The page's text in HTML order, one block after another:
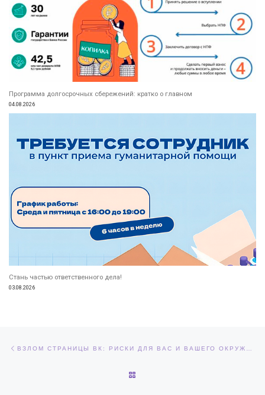
Программа долгосрочных сбережений: кратко о главном
04.08.2026
Стань частью ответственного дела!
03.08.2026